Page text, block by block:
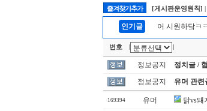
즐겨찾기추가 [게시판운영원칙] |
인기글 어 시원하닼ㅋ
번호
정보공지 정치글 /
정보공지 유머 관련
169394 유머 닭vs돼